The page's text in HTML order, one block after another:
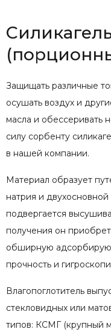
Защищать различные
осушать воздух и
масла и обессеривать
силу сорбенту
в нашей компании.
Материал образует
натрия и
подвергается
получения он
обширную
прочность и
Влагопоглотитель
стекловидных или
типов: КСМГ (крупный